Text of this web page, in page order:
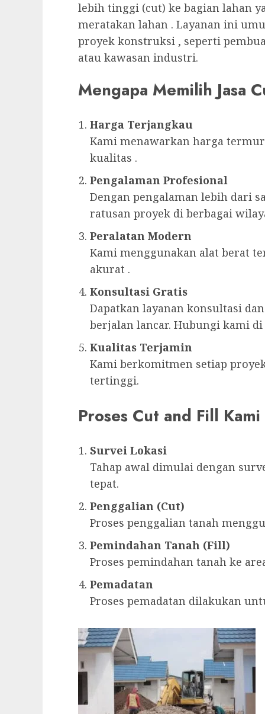
lebih tinggi (cut) ke bagian lahan
meratakan lahan . Layanan ini
proyek konstruksi , seperti
atau kawasan industri.
Mengapa Memilih Jasa
Harga Terjangkau
Kami menawarkan harga
kualitas .
Pengalaman Profesional
Dengan pengalaman lebih dari
ratusan proyek di berbagai
Peralatan Modern
Kami menggunakan alat berat
akurat .
Konsultasi Gratis
Dapatkan layanan konsultasi
berjalan lancar. Hubungi kami di
Kualitas Terjamin
Kami berkomitmen setiap
tertinggi.
Proses Cut and Fill Kami
Survei Lokasi
Tahap awal dimulai dengan
tepat.
Penggalian (Cut)
Proses penggalian tanah
Pemindahan Tanah (Fill)
Proses pemindahan tanah ke
Pemadatan
Proses pemadatan dilakukan